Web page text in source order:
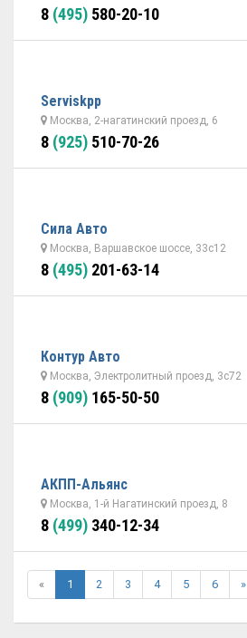
8 (495) 580-20-10
Serviskpp
Москва, 2-нагатинский проезд, 6
8 (925) 510-70-26
Сила Авто
Москва, Варшавское шоссе, 33с12
8 (495) 201-63-14
Контур Авто
Москва, Электролитный проезд, 3с72
8 (909) 165-50-50
АКПП-Альянс
Москва, 1-й Нагатинский проезд, 8
8 (499) 340-12-34
« 1 2 3 4 5 6 »